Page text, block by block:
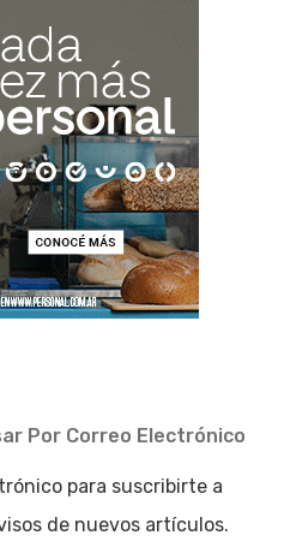
Por Correo Electrónico
para suscribirte a
de nuevos artículos.